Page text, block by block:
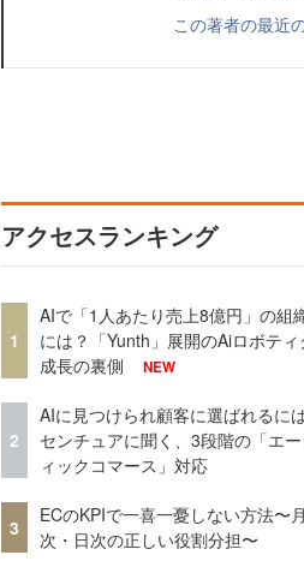
この著者の最近
アクセスランキング
1
AIで「1人あたり売上8億円」の組
には？「Yunth」展開のAiロボテ
成長の裏側
NEW
2
AIに見つけられ顧客に選ばれるに
センチュアに聞く、3段階の「エ
ィックコマース」対応
3
ECのKPIで一喜一憂しない方法〜
次・日次の正しい役割分担〜